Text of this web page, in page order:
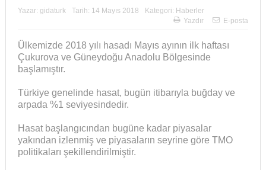
Yazar: gidaturk Tarih: 14 Mayıs 2018 Kategori: Haberler
Yazdır
E-posta
Ülkemizde 2018 yılı hasadı Mayıs ayının ilk haftası
Çukurova ve Güneydoğu Anadolu Bölgesinde
başlamıştır.
Türkiye genelinde hasat, bugün itibarıyla buğday ve
arpada %1 seviyesindedir.
Hasat başlangıcından bugüne kadar piyasalar
yakından izlenmiş ve piyasaların seyrine göre TMO
politikaları şekillendirilmiştir.